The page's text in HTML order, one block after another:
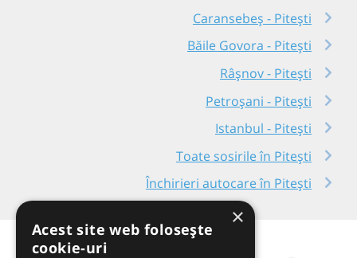
Caransebeș - Pitești
Băile Govora - Pitești
Râşnov - Pitești
Petroșani - Pitești
Istanbul - Pitești
Toate sosirile în Pitești
Închirieri autocare în Pitești
×
Acest site web folosește
cookie-uri